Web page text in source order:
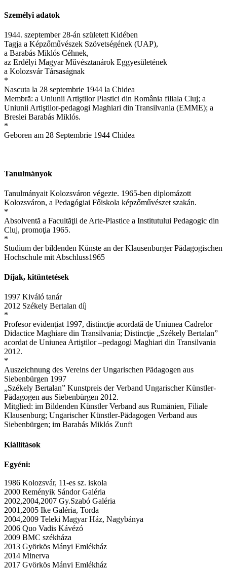
Személyi adatok
1944. szeptember 28-án született Kidében
Tagja a Képzőművészek Szövetségének (UAP),
a Barabás Miklós Céhnek,
az Erdélyi Magyar Művésztanárok Eggyesületének
a Kolozsvár Társaságnak
*
Nascuta la 28 septembrie 1944 la Chidea
Membră: a Uniunii Artiştilor Plastici din România filiala Cluj; a
Uniunii Artiştilor-pedagogi Maghiari din Transilvania (EMME); a
Breslei Barabás Miklós.
*
Geboren am 28 Septembrie 1944 Chidea
Tanulmányok
Tanulmányait Kolozsváron végezte. 1965-ben diplomázott
Kolozsváron, a Pedagógiai Főiskola képzőművészet szakán.
*
Absolventă a Facultăţii de Arte-Plastice a Institutului Pedagogic din
Cluj, promoţia 1965.
*
Studium der bildenden Künste an der Klausenburger Pädagogischen
Hochschule mit Abschluss1965
Díjak, kitüntetések
1997 Kiváló tanár
2012 Székely Bertalan díj
*
Profesor evidenţiat 1997, distincţie acordată de Uniunea Cadrelor
Didactice Maghiare din Transilvania; Distincţie „Székely Bertalan”
acordat de Uniunea Artiştilor –pedagogi Maghiari din Transilvania
2012.
*
Auszeichnung des Vereins der Ungarischen Pädagogen aus
Siebenbürgen 1997
„Székely Bertalan” Kunstpreis der Verband Ungarischer Künstler-
Pädagogen aus Siebenbürgen 2012.
Mitglied: im Bildenden Künstler Verband aus Rumänien, Filiale
Klausenburg; Ungarischer Künstler-Pädagogen Verband aus
Siebenbürgen; im Barabás Miklós Zunft
Kiállítások
Egyéni:
1986 Kolozsvár, 11-es sz. iskola
2000 Reményik Sándor Galéria
2002,2004,2007 Gy.Szabó Galéria
2001,2005 Ike Galéria, Torda
2004,2009 Teleki Magyar Ház, Nagybánya
2006 Quo Vadis Kávézó
2009 BMC székháza
2013 Györkös Mányi Emlékház
2014 Minerva
2017 Györkös Mányi Emlékház